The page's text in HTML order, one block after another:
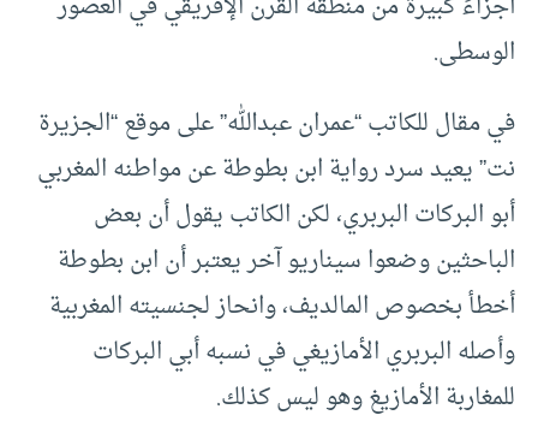
الوسطى.
في مقال للكاتب “عمران عبدالله” على موقع “الجزيرة
نت” يعيد سرد رواية ابن بطوطة عن مواطنه المغربي
أبو البركات البربري، لكن الكاتب يقول أن بعض
الباحثين وضعوا سيناريو آخر يعتبر أن ابن بطوطة
أخطأ بخصوص المالديف، وانحاز لجنسيته المغربية
وأصله البربري الأمازيغي في نسبه أبي البركات
للمغاربة الأمازيغ وهو ليس كذلك.